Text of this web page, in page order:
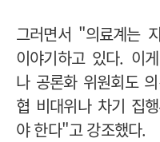
그러면서 "의료계는
이야기하고 있다. 이
나 공론화 위원회도
협 비대위나 차기 집
야 한다"고 강조했다.